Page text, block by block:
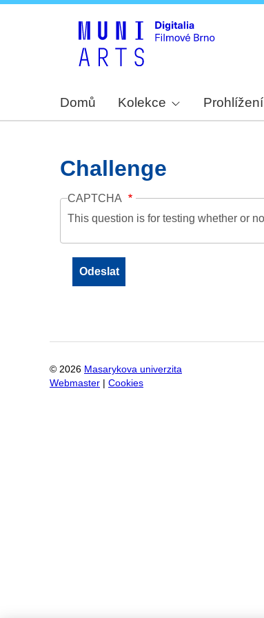
Domů Kolekce Prohlížení
Challenge
CAPTCHA
This question is for testing whether or
© 2026 Masarykova univerzita
Webmaster
Cookies